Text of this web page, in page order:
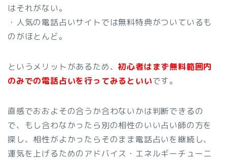
はそれがない。
・人気の電話占いサイトでは無料特典がついているも
のがほとんど。
というメリットがあるため、初心者はまず無料範囲内
のみでの電話占いを行ってみるといいです。
直感でおおよその合うか合わないかは判断できるの
で、もし合わなかったら別の相性のいい占い師の方を
探し、相性がよかったらそのまま電話占いを継続し、
運気を上げるためのアドバイス・エネルギーチューニ